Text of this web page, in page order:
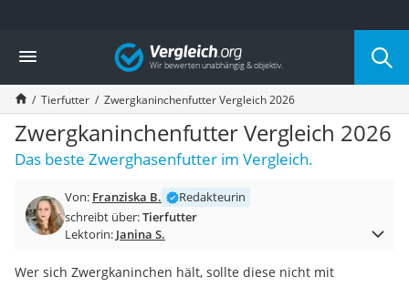
Die beliebtesten Vergleiche nach Kategorie
Drogerie
Inhalator
Haarschneider
Rollator
Braun Rasierer
Katzenklappe (Chip)
Masturbator
Massagepistole
Reisehaartrockner
Vergleich
Tierfutter Zwergkaninchenfutter Vergleich 2026
Zwergkaninchenfutter Vergleich 2026
Das beste Zwerghasenfutter im Vergleich.
Von: Franziska B.
Redakteurin
schreibt über:Tierfutter
Lektorin: Janina S.
Wer sich Zwergkaninchen hält, sollte diese nicht mit